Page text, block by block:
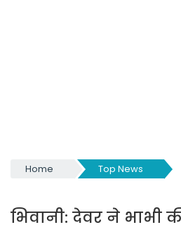
Home Top News
भिवानी: देवर ने भाभी